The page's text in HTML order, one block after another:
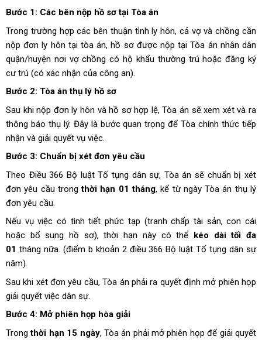
Bước 1: Các bên nộp hồ sơ tại Tòa án
Trong trường hợp các bên thuận tình ly hôn, cả vợ và chồng cần
nộp đơn ly hôn tại tòa án, hồ sơ được nộp tại Tòa án nhân dân
quận/huyện nơi vợ chồng có hộ khẩu thường trú hoặc đăng ký
cư trú (có xác nhận của công an).
Bước 2: Tòa án thụ lý hồ sơ
Sau khi nộp đơn ly hôn và hồ sơ hợp lệ, Tòa án sẽ xem xét và ra
thông báo thụ lý. Đây là bước quan trọng để Tòa chính thức tiếp
nhận và giải quyết vụ việc.
Bước 3: Chuẩn bị xét đơn yêu cầu
Theo Điều 366 Bộ luật Tố tụng dân sự, Tòa án sẽ chuẩn bị xét
đơn yêu cầu trongthời hạn 01 tháng, kể từ ngày Tòa án thụ lý
đơn yêu cầu.
Nếu vụ việc có tình tiết phức tạp (tranh chấp tài sản, con cái
hoặc bổ sung hồ sơ), thời hạn này có thể kéo dài tối đa
01 tháng nữa. (điểm b khoản 2 điều 366 Bộ luật Tố tụng dân sự
năm).
Sau khi xét đơn yêu cầu, Tòa án phải ra quyết định mở phiên họp
giải quyết việc dân sự.
Bước 4: Mở phiên họp hòa giải
Trongthời hạn 15 ngày, Tòa án phải mở phiên họp để giải quyết